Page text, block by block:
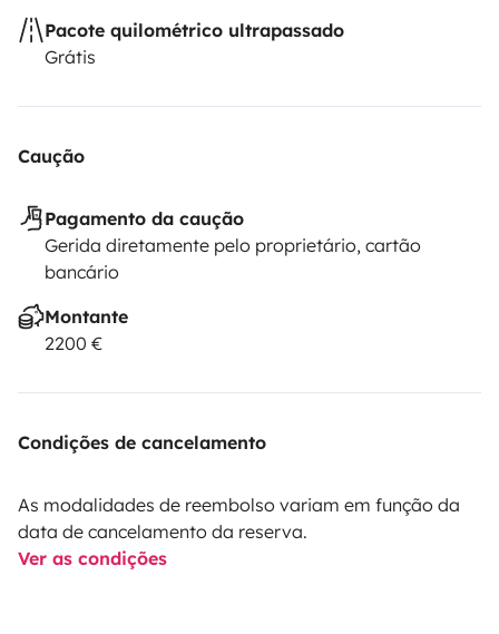
Pacote quilométrico ultrapassado
Grátis
Caução
Pagamento da caução
Gerida diretamente pelo proprietário, cartão
bancário
Montante
2200 €
Condições de cancelamento
As modalidades de reembolso variam em função da
data de cancelamento da reserva.
Ver as condições